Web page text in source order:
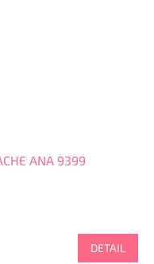
ANA 9399
DETAIL